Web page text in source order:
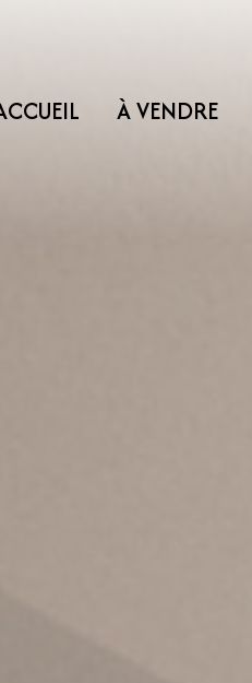
À VENDRE